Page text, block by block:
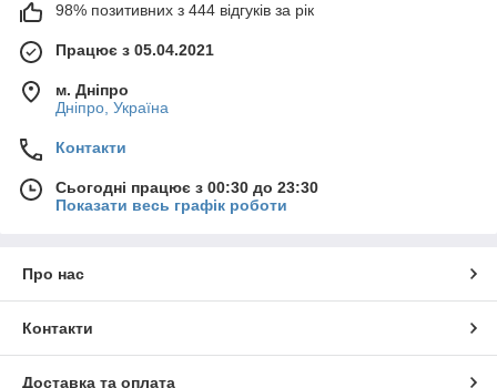
98% позитивних з 444 відгуків за рік
Працює з 05.04.2021
м. Дніпро
Дніпро, Україна
Контакти
Сьогодні працює з 00:30 до 23:30
Показати весь графік роботи
Про нас
Контакти
Доставка та оплата